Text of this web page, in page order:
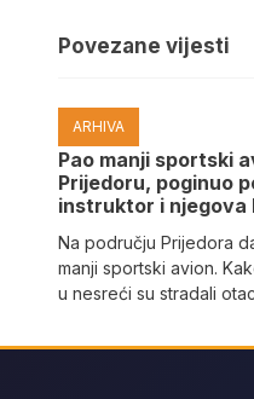
Povezane vijesti
ARHIVA
Pao manji sportski
Prijedoru, poginuo
instruktor i njegova
Na području Prijedora
manji sportski avion.
u nesreći su stradali